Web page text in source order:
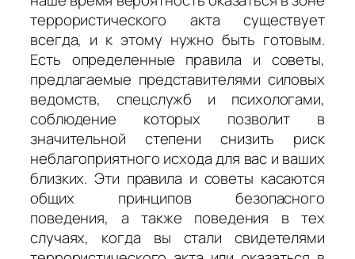
террористического акта существует
всегда, и к этому нужно быть готовым.
Есть определенные правила и советы,
предлагаемые представителями силовых
ведомств, спецслужб и психологами,
соблюдение которых позволит в
значительной степени снизить риск
неблагоприятного исхода для вас и ваших
близких. Эти правила и советы касаются
общих принципов безопасного
поведения, а также поведения в тех
случаях, когда вы стали свидетелями